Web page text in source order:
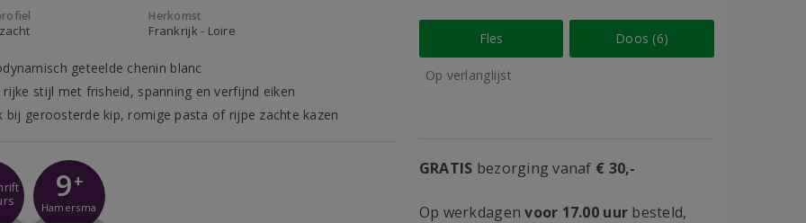
Herkomst
Frankrijk - Loire
geteelde chenin blanc
rijke stijl met frisheid, spanning en verfijnd eiken
bij geroosterde kip, romige pasta of rijpe zachte kazen
9+
Hamersma
Fles Doos (6)
Op verlanglijst
GRATIS bezorging vanaf € 30,-
Op werkdagenvoor 17.00 uur besteld,